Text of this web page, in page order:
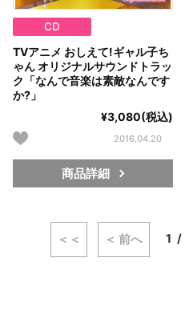
CD
TVアニメ おしえて!ギャル子ち
ゃん オリジナルサウンドトラッ
ク「なんで音楽は素敵なんです
か?」
¥3,080(税込)
2016.04.20
商品詳細
＜＜ ＜ 前へ 1